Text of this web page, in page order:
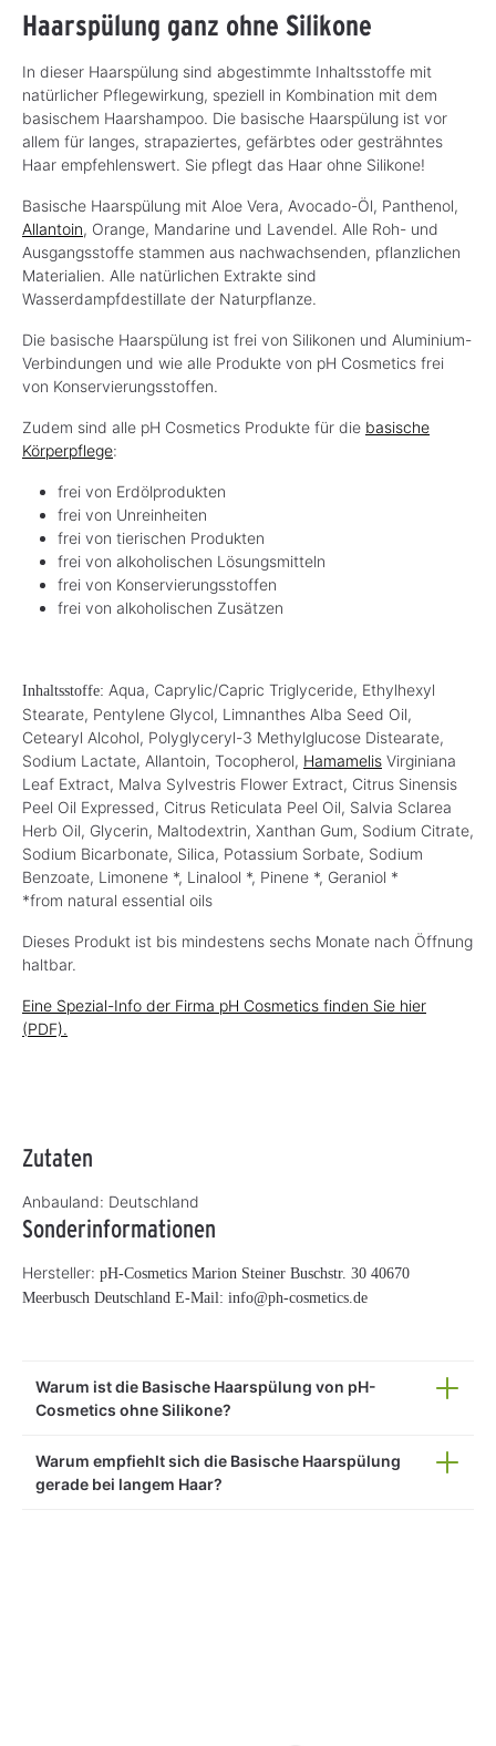
Haarspülung ganz ohne Silikone
In dieser Haarspülung sind abgestimmte Inhaltsstoffe mit
natürlicher Pflegewirkung, speziell in Kombination mit dem
basischem Haarshampoo. Die basische Haarspülung ist vor
allem für langes, strapaziertes, gefärbtes oder gesträhntes
Haar empfehlenswert. Sie pflegt das Haar ohne Silikone!
Basische Haarspülung mit Aloe Vera, Avocado-Öl, Panthenol,
Allantoin, Orange, Mandarine und Lavendel. Alle Roh- und
Ausgangsstoffe stammen aus nachwachsenden, pflanzlichen
Materialien. Alle natürlichen Extrakte sind
Wasserdampfdestillate der Naturpflanze.
Die basische Haarspülung ist frei von Silikonen und Aluminium-
Verbindungen und wie alle Produkte von pH Cosmetics frei
von Konservierungsstoffen.
Zudem sind alle pH Cosmetics Produkte für die basische
Körperpflege:
frei von Erdölprodukten
frei von Unreinheiten
frei von tierischen Produkten
frei von alkoholischen Lösungsmitteln
frei von Konservierungsstoffen
frei von alkoholischen Zusätzen
Inhaltsstoffe: Aqua, Caprylic/Capric Triglyceride, Ethylhexyl
Stearate, Pentylene Glycol, Limnanthes Alba Seed Oil,
Cetearyl Alcohol, Polyglyceryl-3 Methylglucose Distearate,
Sodium Lactate, Allantoin, Tocopherol, Hamamelis Virginiana
Leaf Extract, Malva Sylvestris Flower Extract, Citrus Sinensis
Peel Oil Expressed, Citrus Reticulata Peel Oil, Salvia Sclarea
Herb Oil, Glycerin, Maltodextrin, Xanthan Gum, Sodium Citrate,
Sodium Bicarbonate, Silica, Potassium Sorbate, Sodium
Benzoate, Limonene *, Linalool *, Pinene *, Geraniol *
*from natural essential oils
Dieses Produkt ist bis mindestens sechs Monate nach Öffnung
haltbar.
Eine Spezial-Info der Firma pH Cosmetics finden Sie hier
(PDF).
Zutaten
Anbauland: Deutschland
Sonderinformationen
Hersteller: pH-Cosmetics Marion Steiner Buschstr. 30 40670
Meerbusch Deutschland E-Mail: info@ph-cosmetics.de
Warum ist die Basische Haarspülung von pH-
Cosmetics ohne Silikone?
Warum empfiehlt sich die Basische Haarspülung
gerade bei langem Haar?